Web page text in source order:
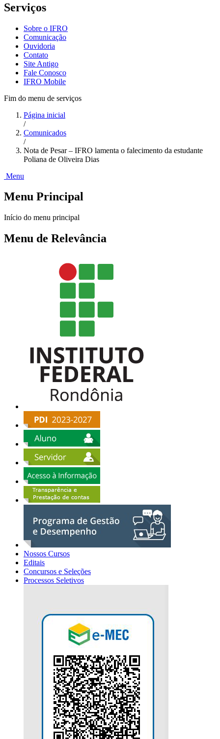
Serviços
Sobre o IFRO
Comunicação
Ouvidoria
Contato
Site Antigo
Fale Conosco
IFRO Mobile
Fim do menu de serviços
Página inicial
/
Comunicados
/
Nota de Pesar – IFRO lamenta o falecimento da estudante
Poliana de Oliveira Dias
Menu
Menu Principal
Início do menu principal
Menu de Relevância
Nossos Cursos
Editais
Concursos e Seleções
Processos Seletivos